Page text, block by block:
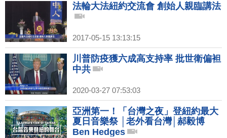
法輪大法紐約交流會 創始人親臨講法
2017-05-15 13:13:15
川普防疫獲六成高支持率 批世衛偏袒
中共
2020-03-27 07:53:03
亞洲第一！「台灣之夜」登紐約最大
夏日音樂祭 │老外看台灣│郝毅博
Ben Hedges